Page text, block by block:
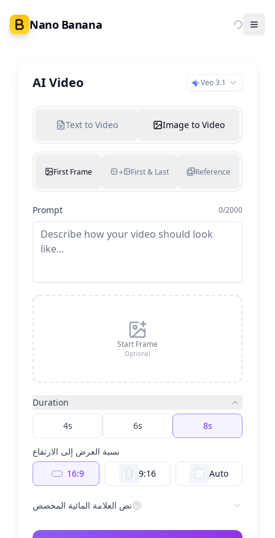
Nano Banana
AI Video Veo 3.1
Text to Video Image to Video
First Frame → First & Last Reference
Prompt 0/2000
Start Frame
Optional
Duration
4s
6s 8s
نسبة العرض إلى الارتفاع
16:9
9:16 Auto
نص العلامة المائية المخصص